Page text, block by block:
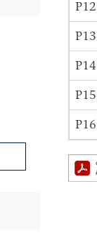
P12
P13
P14
P15
P16